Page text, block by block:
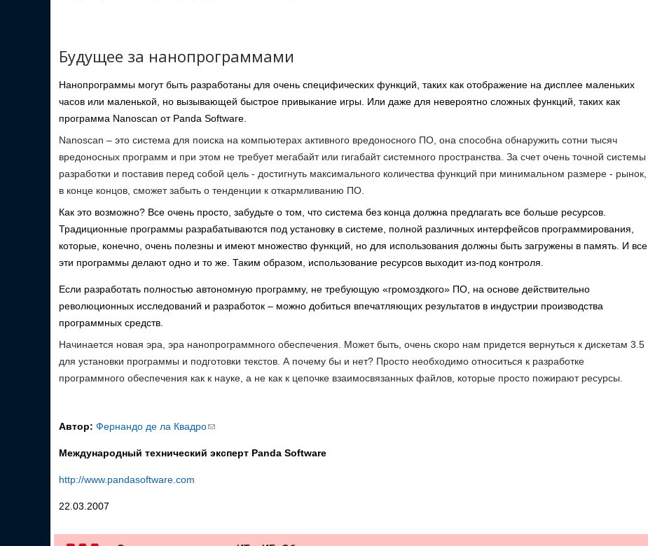
Будущее за нанопрограммами
Нанопрограммы могут быть разработаны для очень специфических функций, таких как отображение на дисплее маленьких
часов или маленькой, но вызывающей быстрое привыкание игры. Или даже для невероятно сложных функций, таких как
программа Nanoscan от Panda Software.
Nanoscan – это система для поиска на компьютерах активного вредоносного ПО, она способна обнаружить сотни тысяч
вредоносных программ и при этом не требует мегабайт или гигабайт системного пространства. За счет очень точной системы
разработки и поставив перед собой цель - достигнуть максимального количества функций при минимальном размере - рынок,
в конце концов, сможет забыть о тенденции к откармливанию ПО.
Как это возможно? Все очень просто, забудьте о том, что система без конца должна предлагать все больше ресурсов.
Традиционные программы разрабатываются под установку в системе, полной различных интерфейсов программирования,
которые, конечно, очень полезны и имеют множество функций, но для использования должны быть загружены в память. И все
эти программы делают одно и то же. Таким образом, использование ресурсов выходит из-под контроля.
Если разработать полностью автономную программу, не требующую «громоздкого» ПО, на основе действительно
революционных исследований и разработок – можно добиться впечатляющих результатов в индустрии производства
программных средств.
Начинается новая эра, эра нанопрограммного обеспечения. Может быть, очень скоро нам придется вернуться к дискетам 3.5
для установки программы и подготовки текстов. А почему бы и нет? Просто необходимо относиться к разработке
программного обеспечения как к науке, а не как к цепочке взаимосвязанных файлов, которые просто пожирают ресурсы.
Автор: Фернандо де ла Квадро(ссылка
отправки
Международный технический эксперт Panda Software
http://www.pandasoftware.com
22.03.2007